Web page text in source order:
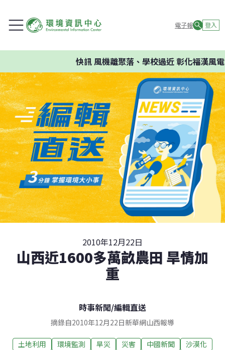
電子報 登入
快訊風機離聚落、學校過近 彰化福漢風電
2010年12月22日
山西近1600多萬畝農田 旱情加
重
時事新聞/編輯直送
摘錄自2010年12月22日新華網山西報導
土地利用 環境監測 旱災 災害 中國新聞
沙漠化